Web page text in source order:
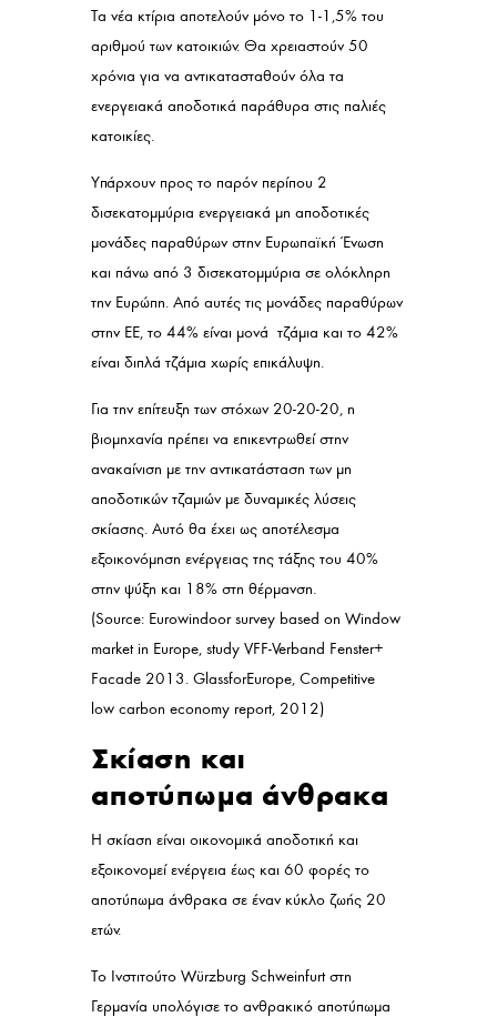
Τα νέα κτίρια αποτελούν μόνο το 1-1,5% του
αριθμού των κατοικιών. Θα χρειαστούν 50
χρόνια για να αντικατασταθούν όλα τα
ενεργειακά αποδοτικά παράθυρα στις παλιές
κατοικίες.
Υπάρχουν προς το παρόν περίπου 2
δισεκατομμύρια ενεργειακά μη αποδοτικές
μονάδες παραθύρων στην Ευρωπαϊκή Ένωση
και πάνω από 3 δισεκατομμύρια σε ολόκληρη
την Ευρώπη. Από αυτές τις μονάδες παραθύρων
στην ΕΕ, το 44% είναι μονά τζάμια και το 42%
είναι διπλά τζάμια χωρίς επικάλυψη.
Για την επίτευξη των στόχων 20-20-20, η
βιομηχανία πρέπει να επικεντρωθεί στην
ανακαίνιση με την αντικατάσταση των μη
αποδοτικών τζαμιών με δυναμικές λύσεις
σκίασης. Αυτό θα έχει ως αποτέλεσμα
εξοικονόμηση ενέργειας της τάξης του 40%
στην ψύξη και 18% στη θέρμανση.
(Source: Eurowindoor survey based on Window
market in Europe, study VFF-Verband Fenster+
Facade 2013. GlassforEurope, Competitive
low carbon economy report, 2012)
Σκίαση και
αποτύπωμα άνθρακα
Η σκίαση είναι οικονομικά αποδοτική και
εξοικονομεί ενέργεια έως και 60 φορές το
αποτύπωμα άνθρακα σε έναν κύκλο ζωής 20
ετών.
Το Ινστιτούτο Würzburg Schweinfurt στη
Γερμανία υπολόγισε το ανθρακικό αποτύπωμα